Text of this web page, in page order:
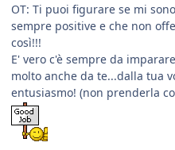
OT: Ti puoi figurare se mi
sempre positive e che non
così!!!
E' vero c'è sempre da
molto anche da te...dalla tua
entusiasmo! (non prenderla